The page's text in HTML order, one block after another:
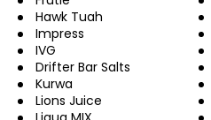
Hawk Tuah
Impress
IVG
Drifter Bar Salts
Kurwa
Lions Juice
u
j
e
t
e